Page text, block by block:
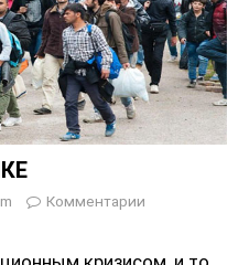
Комментарии